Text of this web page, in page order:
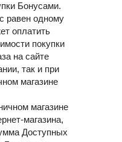
Бонусами.
равен одному
оплатить
покупки
на сайте
так и при
магазине
магазине
магазина,
Доступных